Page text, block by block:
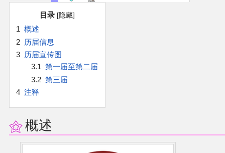
目录
1 概述
2 历届信息
3 历届宣传图
3.1 第一届至第二届
3.2 第三届
4 注释
概述
加入我们
官方作品
官方游戏
官方音乐